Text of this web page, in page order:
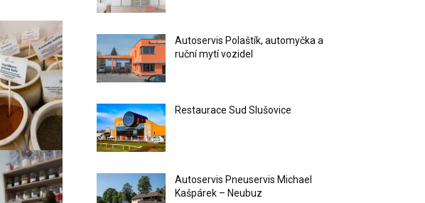
Autoservis Polaštík, automyčka a
ruční mytí vozidel
Restaurace Sud Slušovice
Autoservis Pneuservis Michael
Kašpárek – Neubuz